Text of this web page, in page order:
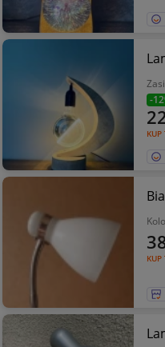
-
KUP
KUP